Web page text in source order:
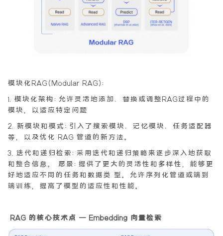
模块化RAG(Modular RAG):
1.模块化架构:允许灵活地添加、替换或调整RAG过程中的
模块，以适应特定问题
2.新模块和模式:引入了搜索模块、记忆模块、任务适配器
等，以及优化 RAG 管道的新方法。
3.迭代和递归检索:采用迭代和递归策略来逐步深入地获取
和整合信息。 愿景:提供了更大的灵活性和多样性，能够更
好地适应不同的任务和数据类 型。允许序列化管道或端到
端训练，提高了模型的适应性和性能。
RAG 的核心技术点 – Embedding 向量检索